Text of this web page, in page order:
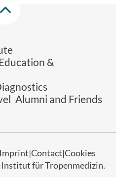
&
Alumni and Friends
für Tropenmedizin.
Imprint Contact Cookies